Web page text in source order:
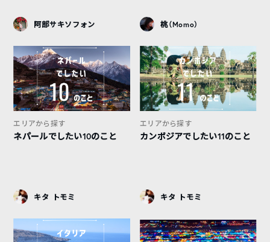
阿部サキソフォン 桃（Momo）
エリアから探す
ネパールでしたい10のこと
キタ トモミ
エリアから探す
カンボジアでしたい11のこと
キタ トモミ